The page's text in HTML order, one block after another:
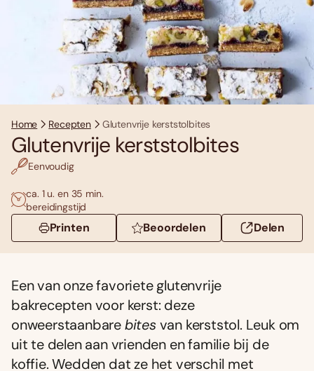
Home Recepten Glutenvrije kerststolbites
Glutenvrije kerststolbites
Eenvoudig
ca. 1 u. en 35 min.
bereidingstijd
Printen Beoordelen Delen
Een van onze favoriete glutenvrije
bakrecepten voor kerst: deze
onweerstaanbarebites van kerststol. Leuk om
uit te delen aan vrienden en familie bij de
koffie. Wedden dat ze het verschil met